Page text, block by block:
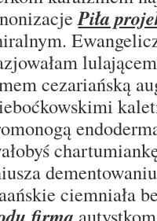
Piła
cezariańską
ciemniała